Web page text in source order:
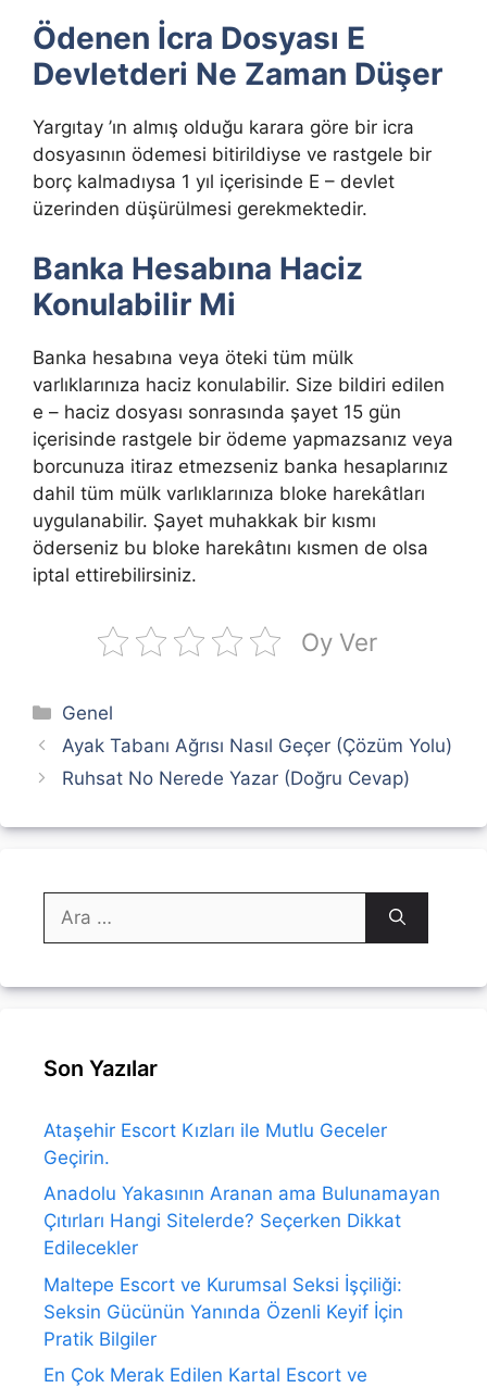
Ödenen İcra Dosyası E
Devletderi Ne Zaman Düşer
Yargıtay ’ın almış olduğu karara göre bir icra
dosyasının ödemesi bitirildiyse ve rastgele bir
borç kalmadıysa 1 yıl içerisinde E – devlet
üzerinden düşürülmesi gerekmektedir.
Banka Hesabına Haciz
Konulabilir Mi
Banka hesabına veya öteki tüm mülk
varlıklarınıza haciz konulabilir. Size bildiri edilen
e – haciz dosyası sonrasında şayet 15 gün
içerisinde rastgele bir ödeme yapmazsanız veya
borcunuza itiraz etmezseniz banka hesaplarınız
dahil tüm mülk varlıklarınıza bloke harekâtları
uygulanabilir. Şayet muhakkak bir kısmı
öderseniz bu bloke harekâtını kısmen de olsa
iptal ettirebilirsiniz.
Oy Ver
Kategoriler
Genel
Ayak Tabanı Ağrısı Nasıl Geçer (Çözüm Yolu)
Ruhsat No Nerede Yazar (Doğru Cevap)
ara
Son Yazılar
Ataşehir Escort Kızları ile Mutlu Geceler
Geçirin.
Anadolu Yakasının Aranan ama Bulunamayan
Çıtırları Hangi Sitelerde? Seçerken Dikkat
Edilecekler
Maltepe Escort ve Kurumsal Seksi İşçiliği:
Seksin Gücünün Yanında Özenli Keyif İçin
Pratik Bilgiler
En Çok Merak Edilen Kartal Escort ve